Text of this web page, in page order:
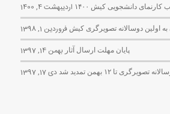
کارنمای دانشجویی کیش ۱۴۰۰ اردیبهشت 4, 1400
به اولین دوسالانه تصویرگری کیش فروردین 1, 1398
پایان مهلت ارسال آثار بهمن 14, 1397
تصویرگری تا ۱۲ بهمن تمدید شد دی 17, 1397